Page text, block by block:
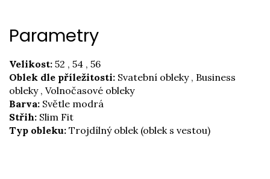
Parametry
Velikost: 52 , 54 , 56
Oblek dle příležitosti: Svatební obleky , Business
obleky , Volnočasové obleky
Barva: Světle modrá
Střih: Slim Fit
Typ obleku: Trojdílný oblek (oblek s vestou)